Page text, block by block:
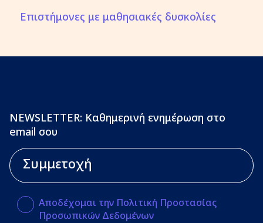
Επιστήμονες με μαθησιακές δυσκολίες
NEWSLETTER: Καθημερινή ενημέρωση στο
email σου
Αποδέχομαι την Πολιτική Προστασίας
Προσωπικών Δεδομένων